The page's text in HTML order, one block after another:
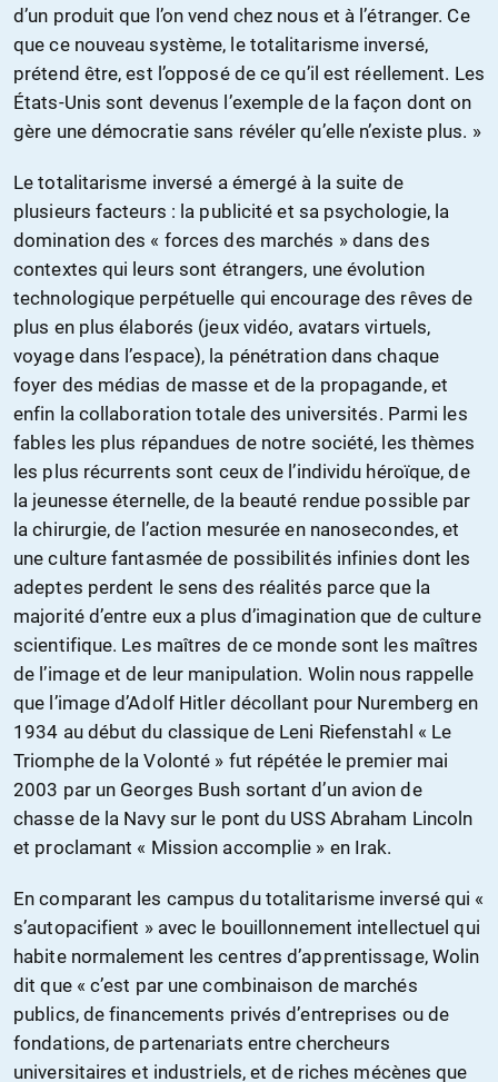
d’un produit que l’on vend chez nous et à l’étranger. Ce
que ce nouveau système, le totalitarisme inversé,
prétend être, est l’opposé de ce qu’il est réellement. Les
États-Unis sont devenus l’exemple de la façon dont on
gère une démocratie sans révéler qu’elle n’existe plus. »
Le totalitarisme inversé a émergé à la suite de
plusieurs facteurs : la publicité et sa psychologie, la
domination des « forces des marchés » dans des
contextes qui leurs sont étrangers, une évolution
technologique perpétuelle qui encourage des rêves de
plus en plus élaborés (jeux vidéo, avatars virtuels,
voyage dans l’espace), la pénétration dans chaque
foyer des médias de masse et de la propagande, et
enfin la collaboration totale des universités. Parmi les
fables les plus répandues de notre société, les thèmes
les plus récurrents sont ceux de l’individu héroïque, de
la jeunesse éternelle, de la beauté rendue possible par
la chirurgie, de l’action mesurée en nanosecondes, et
une culture fantasmée de possibilités infinies dont les
adeptes perdent le sens des réalités parce que la
majorité d’entre eux a plus d’imagination que de culture
scientifique. Les maîtres de ce monde sont les maîtres
de l’image et de leur manipulation. Wolin nous rappelle
que l’image d’Adolf Hitler décollant pour Nuremberg en
1934 au début du classique de Leni Riefenstahl « Le
Triomphe de la Volonté » fut répétée le premier mai
2003 par un Georges Bush sortant d’un avion de
chasse de la Navy sur le pont du USS Abraham Lincoln
et proclamant « Mission accomplie » en Irak.
En comparant les campus du totalitarisme inversé qui «
s’autopacifient » avec le bouillonnement intellectuel qui
habite normalement les centres d’apprentissage, Wolin
dit que « c’est par une combinaison de marchés
publics, de financements privés d’entreprises ou de
fondations, de partenariats entre chercheurs
universitaires et industriels, et de riches mécènes que